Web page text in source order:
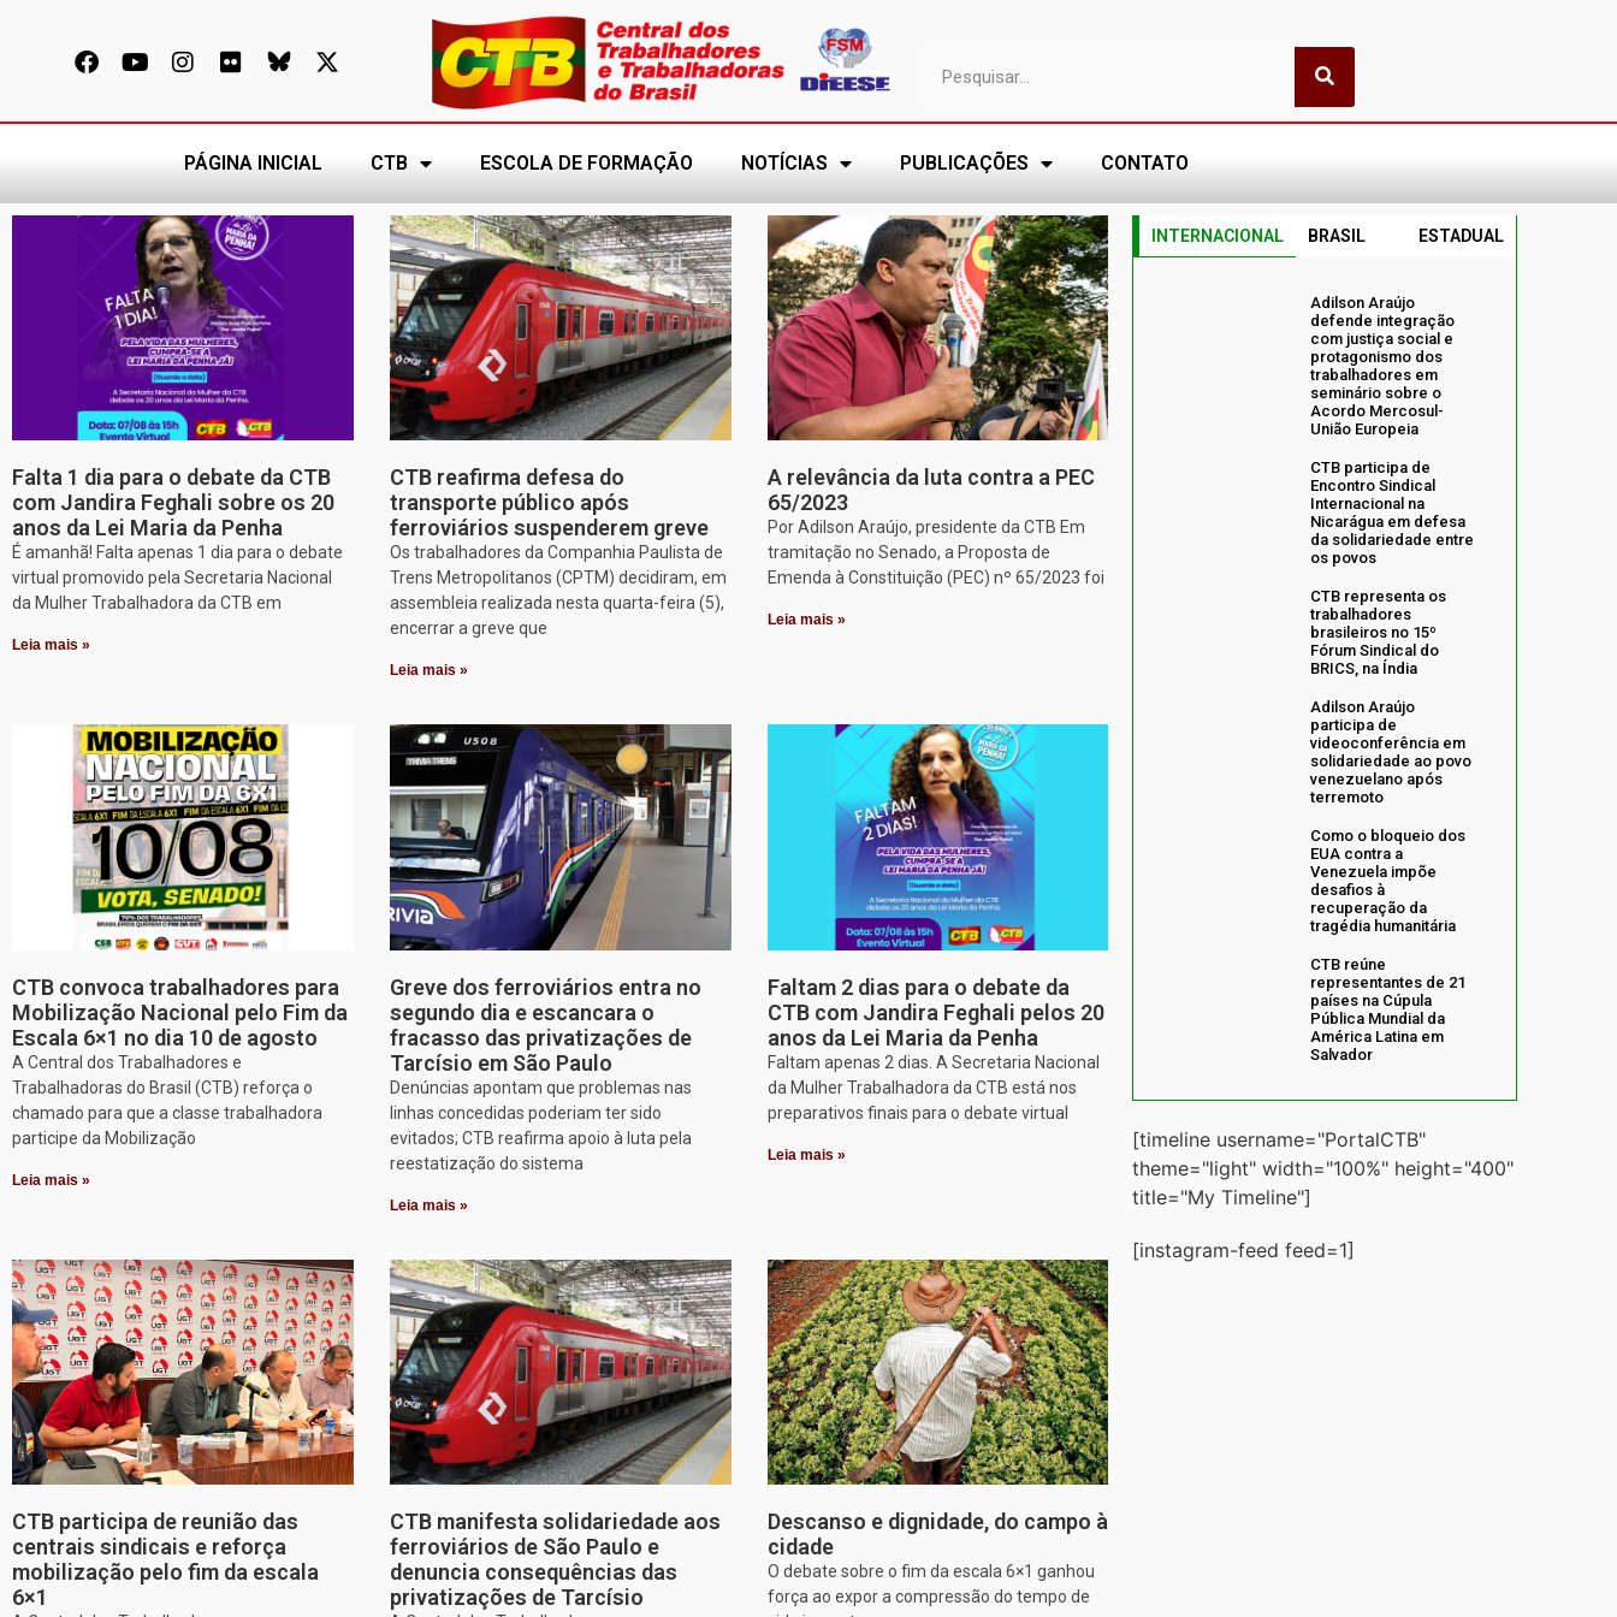
PÁGINA INICIAL CTB ESCOLA DE FORMAÇÃO NOTÍCIAS PUBLICAÇÕES CONTATO
Falta 1 dia para o debate da CTB
com Jandira Feghali sobre os 20
anos da Lei Maria da Penha
É amanhã! Falta apenas 1 dia para o debate
virtual promovido pela Secretaria Nacional
da Mulher Trabalhadora da CTB em
Leia mais »
CTB reafirma defesa do
transporte público após
ferroviários suspenderem greve
Os trabalhadores da Companhia Paulista de
Trens Metropolitanos (CPTM) decidiram, em
assembleia realizada nesta quarta-feira (5),
encerrar a greve que
Leia mais »
A relevância da luta contra a PEC
65/2023
Por Adilson Araújo, presidente da CTB Em
tramitação no Senado, a Proposta de
Emenda à Constituição (PEC) nº 65/2023 foi
Leia mais »
CTB convoca trabalhadores para
Mobilização Nacional pelo Fim da
Escala 6×1 no dia 10 de agosto
A Central dos Trabalhadores e
Trabalhadoras do Brasil (CTB) reforça o
chamado para que a classe trabalhadora
participe da Mobilização
Leia mais »
Greve dos ferroviários entra no
segundo dia e escancara o
fracasso das privatizações de
Tarcísio em São Paulo
Denúncias apontam que problemas nas
linhas concedidas poderiam ter sido
evitados; CTB reafirma apoio à luta pela
reestatização do sistema
Leia mais »
Faltam 2 dias para o debate da
CTB com Jandira Feghali pelos 20
anos da Lei Maria da Penha
Faltam apenas 2 dias. A Secretaria Nacional
da Mulher Trabalhadora da CTB está nos
preparativos finais para o debate virtual
Leia mais »
CTB participa de reunião das
centrais sindicais e reforça
mobilização pelo fim da escala
6×1
CTB manifesta solidariedade aos
ferroviários de São Paulo e
denuncia consequências das
privatizações de Tarcísio
Descanso e dignidade, do campo à
cidade
O debate sobre o fim da escala 6×1 ganhou
força ao expor a compressão do tempo de
INTERNACIONAL BRASIL ESTADUAL
Adilson Araújo
defende integração
com justiça social e
protagonismo dos
trabalhadores em
seminário sobre o
Acordo Mercosul-
União Europeia
CTB participa de
Encontro Sindical
Internacional na
Nicarágua em defesa
da solidariedade entre
os povos
CTB representa os
trabalhadores
brasileiros no 15º
Fórum Sindical do
BRICS, na Índia
Adilson Araújo
participa de
videoconferência em
solidariedade ao povo
venezuelano após
terremoto
Como o bloqueio dos
EUA contra a
Venezuela impõe
desafios à
recuperação da
tragédia humanitária
CTB reúne
representantes de 21
países na Cúpula
Pública Mundial da
América Latina em
Salvador
[timeline username="PortalCTB"
theme="light" width="100%" height="400"
title="My Timeline"]
[instagram-feed feed=1]